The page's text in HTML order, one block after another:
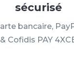
sécurisé
bancaire,
& Cofidis PAY